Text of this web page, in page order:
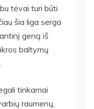
tėvai turi būti
šia liga serga
geną iš
baltymų
tinkamai
raumenų,